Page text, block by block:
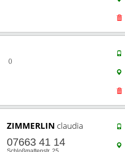
()
ZIMMERLIN claudia
07663 41 14